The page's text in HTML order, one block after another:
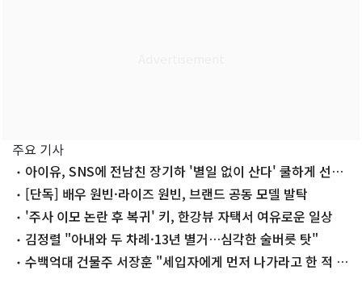
주요 기사
아이유, SNS에 전남친 장기하 '별일 없이 산다' 쿨하게 선곡
'깜짝'
[단독] 배우 원빈·라이즈 원빈, 브랜드 공동 모델 발탁
'주사 이모 논란 후 복귀' 키, 한강뷰 자택서 여유로운 일상
김정렬 "아내와 두 차례·13년 별거…심각한 술버릇 탓"
수백억대 건물주 서장훈 "세입자에게 먼저 나가라고 한 적 없